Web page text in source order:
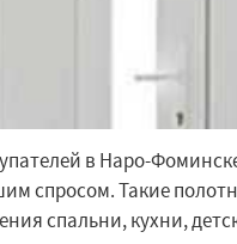
в Наро-
спросом. Такие
спальни, кухни,